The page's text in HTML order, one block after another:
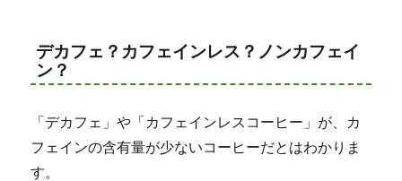
デカフェ？カフェインレス？ノンカフェイ
ン？
「デカフェ」や「カフェインレスコーヒー」が、カ
フェインの含有量が少ないコーヒーだとはわかりま
す。